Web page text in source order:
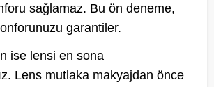
sağlamaz. Bu ön deneme,
garantiler.
ise lensi en sona
Lens mutlaka makyajdan önce